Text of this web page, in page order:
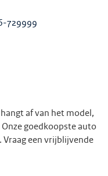
729999
af van het model,
goedkoopste auto
Vraag een vrijblijvende